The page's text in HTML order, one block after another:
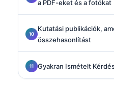
a PDF-eket és a fotókat
Kutatási publikációk,
összehasonlítást
Gyakran Ismételt